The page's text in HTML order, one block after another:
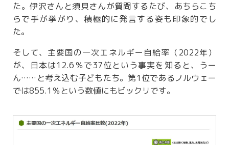
た。伊沢さんと須貝さんが質問するたび、あちらこち
らで手が挙がり、積極的に発言する姿も印象的でし
た。
そして、主要国の一次エネルギー自給率（2022年）
が、日本は12.6％で37位という事実を知ると、うー
ん……と考え込む子どもたち。第1位であるノルウェー
では855.1％という数値にもビックリです。